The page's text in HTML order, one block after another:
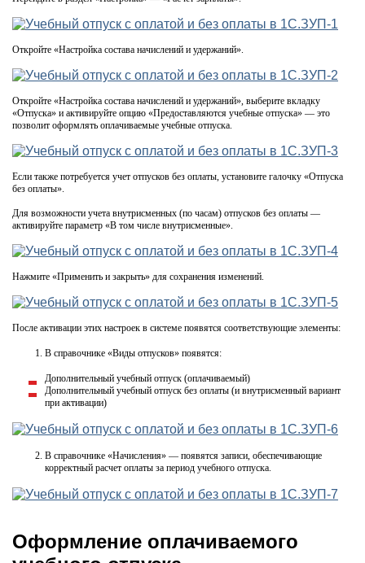
Откройте «Настройка состава начислений и удержаний».
Откройте «Настройка состава начислений и удержаний», выберите вкладку
«Отпуска» и активируйте опцию «Предоставляются учебные отпуска» — это
позволит оформлять оплачиваемые учебные отпуска.
Если также потребуется учет отпусков без оплаты, установите галочку «Отпуска
без оплаты».
Для возможности учета внутрисменных (по часам) отпусков без оплаты —
активируйте параметр «В том числе внутрисменные».
Нажмите «Применить и закрыть» для сохранения изменений.
После активации этих настроек в системе появятся соответствующие элементы:
В справочнике «Виды отпусков» появятся:
Дополнительный учебный отпуск (оплачиваемый)
Дополнительный учебный отпуск без оплаты (и внутрисменный вариант
при активации)
В справочнике «Начисления» — появятся записи, обеспечивающие
корректный расчет оплаты за период учебного отпуска.
Оформление оплачиваемого